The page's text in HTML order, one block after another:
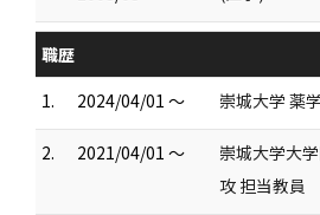
職歴
1.
2024/04/01 ～ 崇城大学 薬
2. 2021/04/01 ～
崇城大学大
攻 担当教員